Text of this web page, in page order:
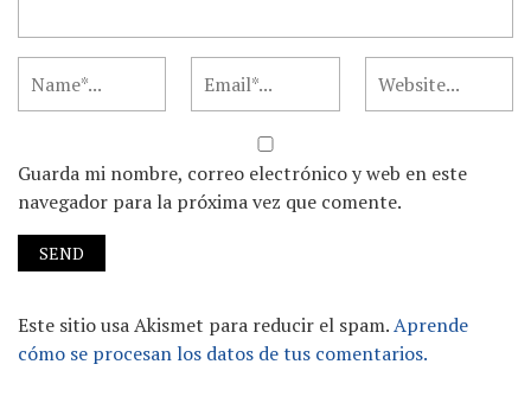
Guarda mi nombre, correo electrónico y web en este
navegador para la próxima vez que comente.
Este sitio usa Akismet para reducir el spam.Aprende
cómo se procesan los datos de tus comentarios.